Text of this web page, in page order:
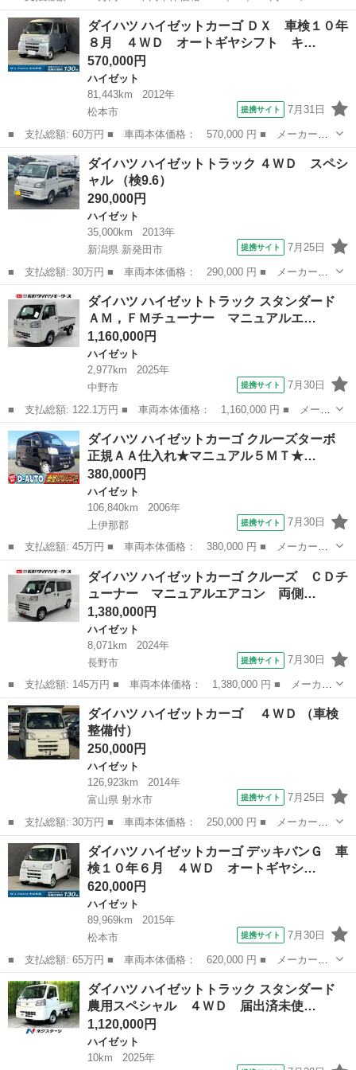
ー名： ダイハツ ■ 車種名： ハイゼットカーゴ ■ グレード
名： ＤＸ ドラレコ ＥＴＣ ＡＭ・ＦＭチューナー マニュアル
エアコン フ...
長野 佐久市 ハイゼット
ダイハツ ハイゼットカーゴ ＤＸ 車検１０年
８月 ４ＷＤ オートギヤシフト キ…
570,000円
ハイゼット
81,443km
2012年
松本市
提携サイト 7月31日
■ 支払総額: 60万円 ■ 車両本体価格： 570,000 円 ■ メーカー
名： ダイハツ ■ 車種名： ハイゼットカーゴ ■ グレード名：
ＤＸ 車検１０年８月 ４ＷＤ オートギヤシフト キーレス Ｃ
Ｄ カセット ＳＲ...
長野 松本市 ハイゼット
ダイハツ ハイゼットトラック ４ＷＤ スペシ
ャル （検9.6）
290,000円
ハイゼット
35,000km
2013年
新潟県 新発田市
提携サイト 7月25日
■ 支払総額: 30万円 ■ 車両本体価格： 290,000 円 ■ メーカー
名： ダイハツ ■ 車種名： ハイゼットトラック ■ グレード
名： ４ＷＤ スペシャル ■ 排気量： 660cc ■ ドア枚数： 2D
■ ミッ...
新潟 新発田市 ハイゼット
ダイハツ ハイゼットトラック スタンダード
ＡＭ，ＦＭチューナー マニュアルエ…
1,160,000円
ハイゼット
2,977km
2025年
中野市
提携サイト 7月30日
■ 支払総額: 122.1万円 ■ 車両本体価格： 1,160,000 円 ■ メーカ
ー名： ダイハツ ■ 車種名： ハイゼットトラック ■ グレード
名： スタンダード ＡＭ，ＦＭチューナー マニュアルエアコン
電子制御式...
長野 中野市 ハイゼット
ダイハツ ハイゼットカーゴ クルーズターボ
正規ＡＡ仕入れ★マニュアル５ＭＴ★…
380,000円
ハイゼット
106,840km
2006年
上伊那郡
提携サイト 7月30日
■ 支払総額: 45万円 ■ 車両本体価格： 380,000 円 ■ メーカー
名： ダイハツ ■ 車種名： ハイゼットカーゴ ■ グレード名：
クルーズターボ 正規ＡＡ仕入れ★マニュアル５ＭＴ★４ＷＤ★ＥＴ
Ｃ付き★希少ター...
長野 上伊那郡 ハイゼット
ダイハツ ハイゼットカーゴ クルーズ ＣＤチ
ューナー マニュアルエアコン 両側…
1,380,000円
ハイゼット
8,071km
2024年
長野市
提携サイト 7月30日
■ 支払総額: 145万円 ■ 車両本体価格： 1,380,000 円 ■ メーカー
名： ダイハツ ■ 車種名： ハイゼットカーゴ ■ グレード名：
クルーズ ＣＤチューナー マニュアルエアコン 両側スライドド
ア 電子制御...
長野 長野市 ハイゼット
ダイハツ ハイゼットカーゴ ４ＷＤ （車検
整備付）
250,000円
ハイゼット
126,923km
2014年
富山県 射水市
提携サイト 7月25日
■ 支払総額: 30万円 ■ 車両本体価格： 250,000 円 ■ メーカー
名： ダイハツ ■ 車種名： ハイゼットカーゴ ■ グレード
名： ４ＷＤ ■ 排気量： 660cc ■ ドア枚数： 5D ■ ミッショ
ン： A...
富山 射水市 ハイゼット
ダイハツ ハイゼットカーゴ デッキバンＧ 車
検１０年６月 ４ＷＤ オートギヤシ…
620,000円
ハイゼット
89,969km
2015年
松本市
提携サイト 7月30日
■ 支払総額: 65万円 ■ 車両本体価格： 620,000 円 ■ メーカー
名： ダイハツ ■ 車種名： ハイゼットカーゴ ■ グレード名：
デッキバンＧ 車検１０年６月 ４ＷＤ オートギヤシフト キーレ
ス キー２個 Ｃ...
長野 松本市 ハイゼット
ダイハツ ハイゼットトラック スタンダード
農用スペシャル ４ＷＤ 届出済未使…
1,120,000円
ハイゼット
10km
2025年